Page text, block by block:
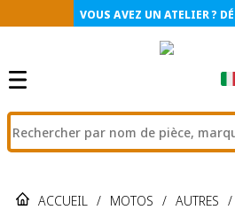
VOUS AVEZ UN ATELIER ?
ACCUEIL / MOTOS / AUTRES /